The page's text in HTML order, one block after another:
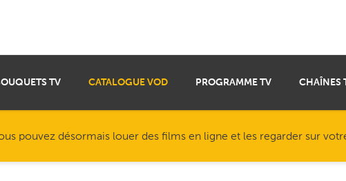
TV CATALOGUE VOD PROGRAMME TV CHAÎNES
pouvez désormais louer des films en ligne et les regarder sur